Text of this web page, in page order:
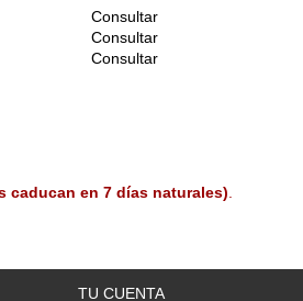
Consultar
Consultar
Consultar
caducan en 7 días naturales)
TU CUENTA